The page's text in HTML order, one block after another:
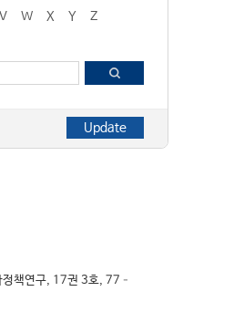
V W X Y
Z
정책연구, 17권 3호, 77–